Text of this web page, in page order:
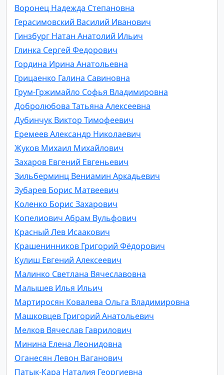
Воронец Надежда Степановна
Герасимовский Василий Иванович
Гинзбург Натан Анатолий Ильич
Глинка Сергей Федорович
Гордина Ирина Анатольевна
Грицаенко Галина Савиновна
Грум-Гржимайло Софья Владимировна
Добролюбова Татьяна Алексеевна
Дубинчук Виктор Тимофеевич
Еремеев Александр Николаевич
Жуков Михаил Михайлович
Захаров Евгений Евгеньевич
Зильберминц Вениамин Аркадьевич
Зубарев Борис Матвеевич
Коленко Борис Захарович
Копелиович Абрам Вульфович
Красный Лев Исаакович
Крашенинников Григорий Фёдорович
Кулиш Евгений Алексеевич
Малинко Светлана Вячеславовна
Малышев Илья Ильич
Мартиросян Ковалева Ольга Владимировна
Машковцев Григорий Анатольевич
Мелков Вячеслав Гаврилович
Минина Елена Леонидовна
Оганесян Левон Ваганович
Патык-Кара Наталия Георгиевна